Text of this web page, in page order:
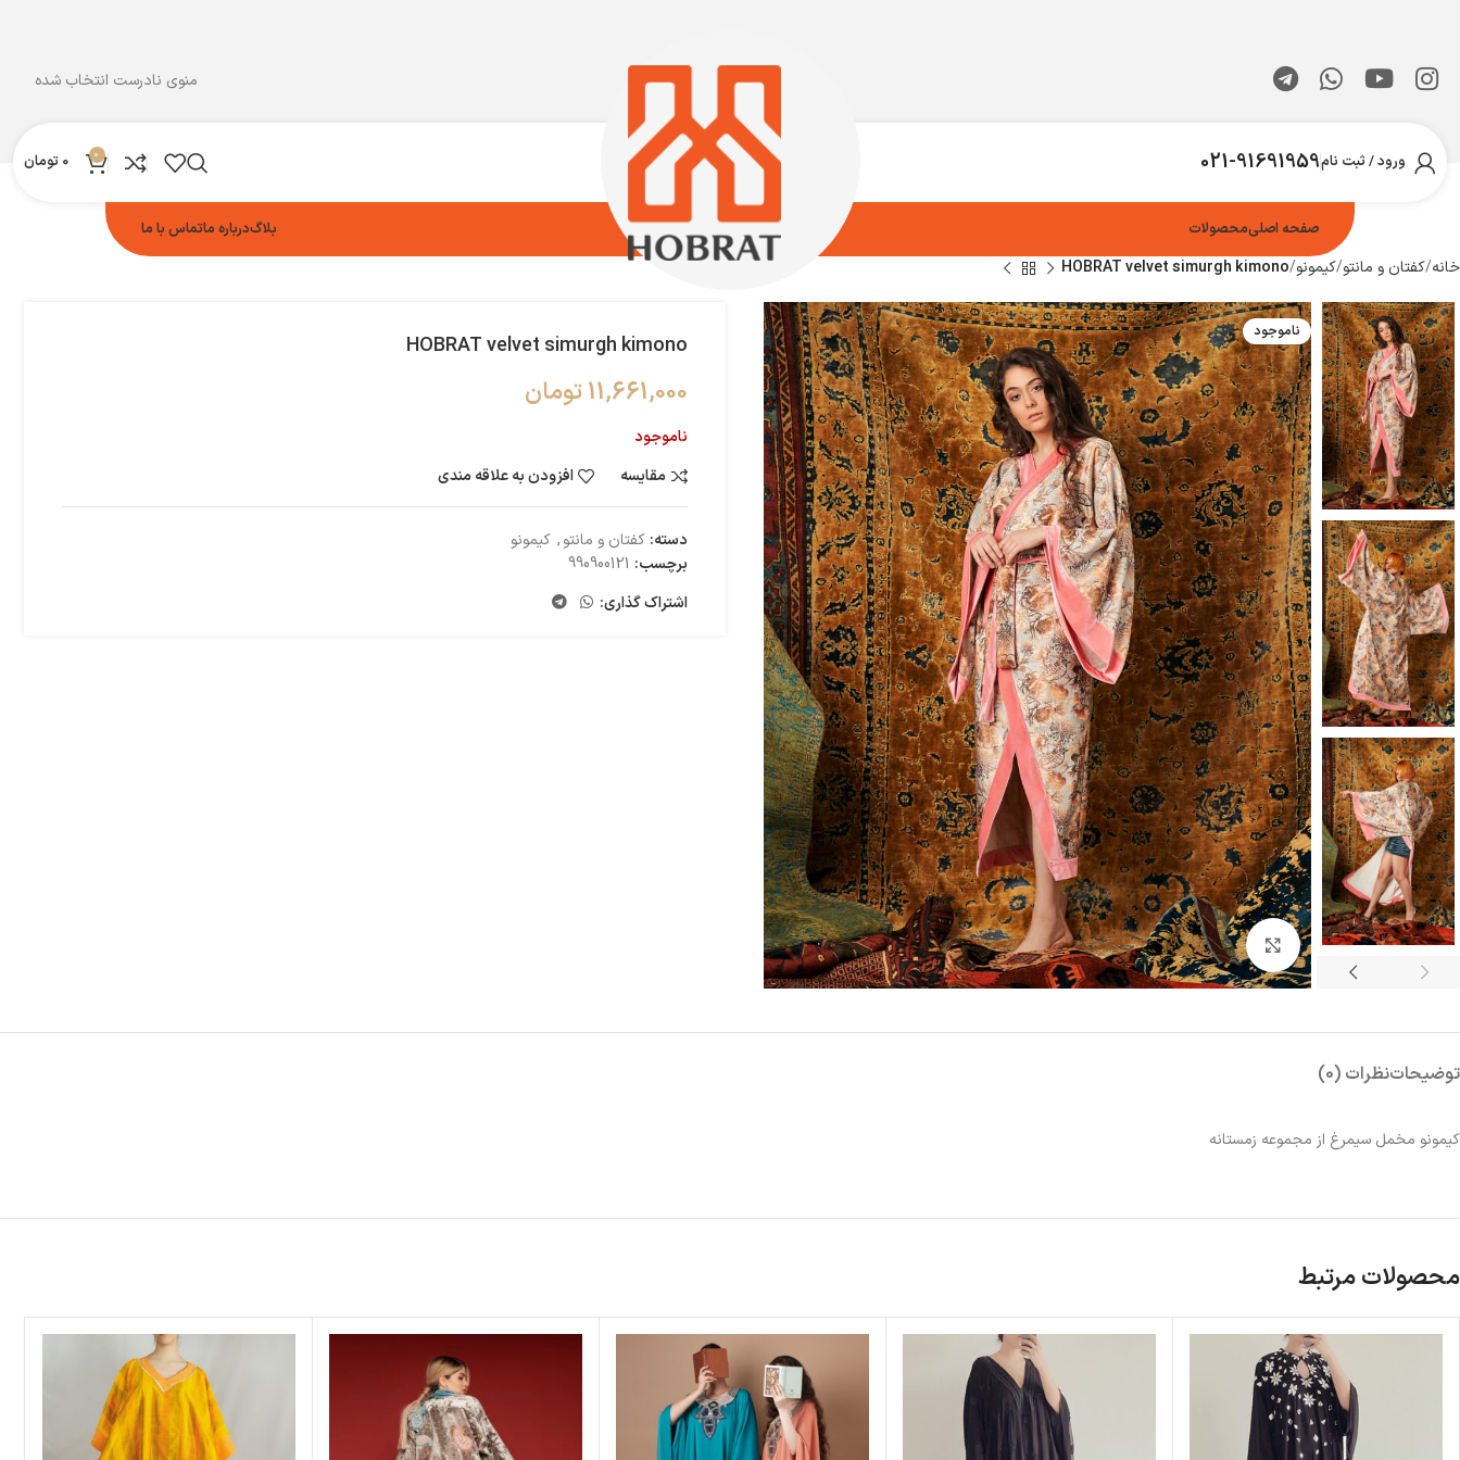
منوی نادرست انتخاب شده
ورود / ثبت نام021-91691959
0
0 تومان
صفحه اصلیمحصولات بلاگدرباره ماتماس با ما
خانه کفتان و مانتو کیمونو HOBRAT velvet simurgh kimono
ناموجود
بزرگنمایی تصویر
HOBRAT velvet simurgh kimono
11,661,000تومان
ناموجود
مقایسه
افزودن به علاقه مندی
دسته: کفتان و مانتو, کیمونو
برچسب: 990900121
اشتراک گذاری:
توضیحاتنظرات (0)
کیمونو مخمل سیمرغ از مجموعه زمستانه
محصولات مرتبط